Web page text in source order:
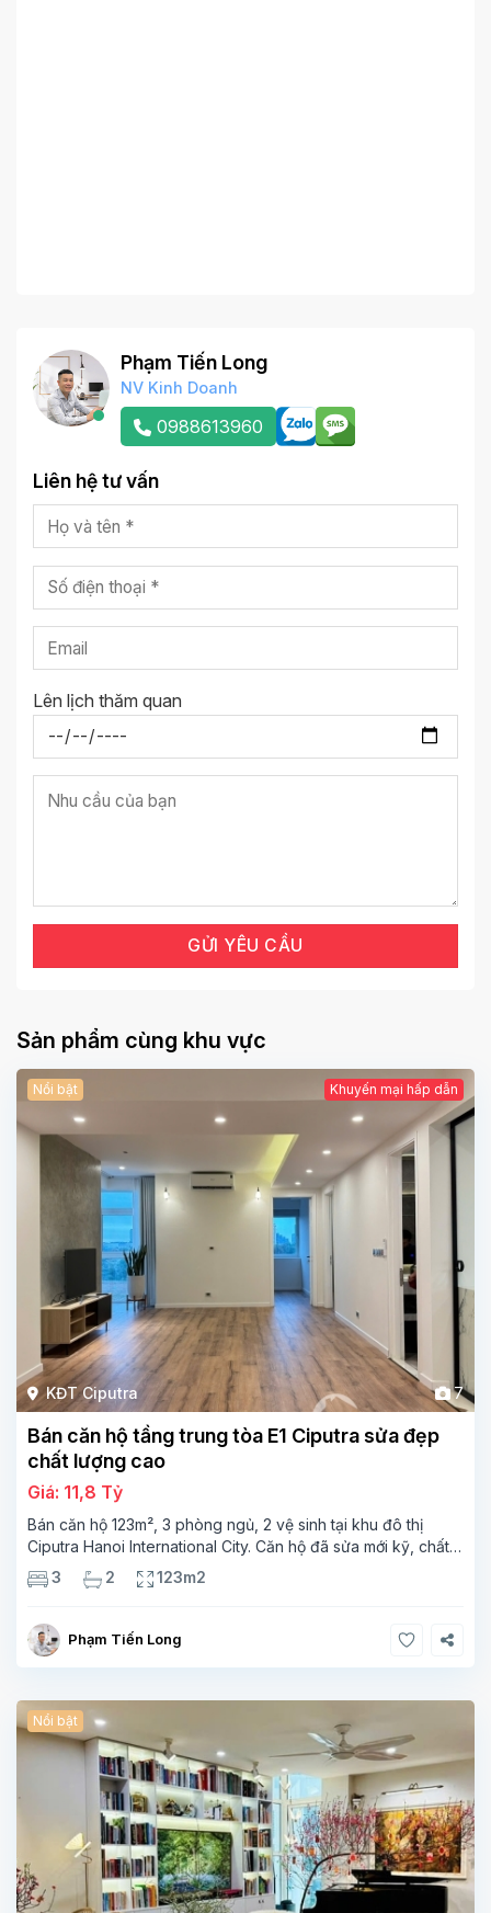
Phạm Tiến Long
NV Kinh Doanh
0988613960
Liên hệ tư vấn
Lên lịch thăm quan
Sản phẩm cùng khu vực
KĐT Ciputra 7
Nổi bật Khuyến mại hấp dẫn
Bán căn hộ tầng trung tòa E1 Ciputra sửa đẹp
chất lượng cao
Giá: 11,8 Tỷ
Bán căn hộ 123m², 3 phòng ngủ, 2 vệ sinh tại khu đô thị
Ciputra Hanoi International City. Căn hộ đã sửa mới kỹ, chất
lượng cao, sàn gỗ, bếp hiện đại, không gian thoáng sáng.
3 2 123m2
Phạm Tiến Long
Nổi bật